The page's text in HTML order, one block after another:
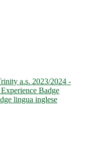
a.s. 2023/2024 -
Badge
lingua inglese